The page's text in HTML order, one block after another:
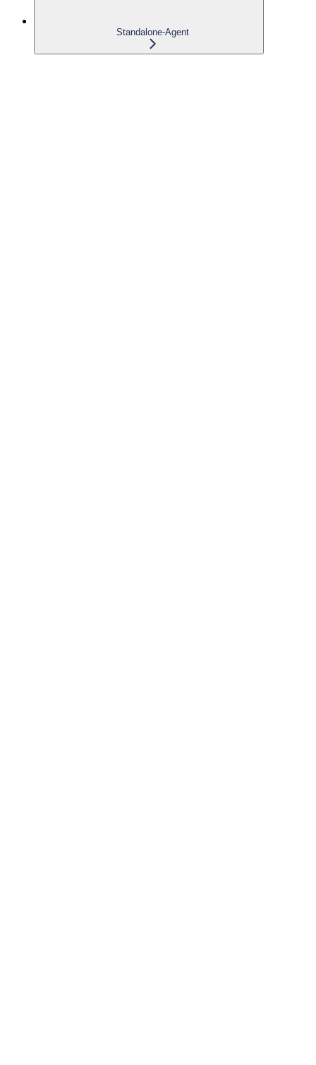
Standalone-Agent